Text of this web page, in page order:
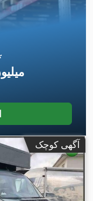
۱۱
آگهی کوچک